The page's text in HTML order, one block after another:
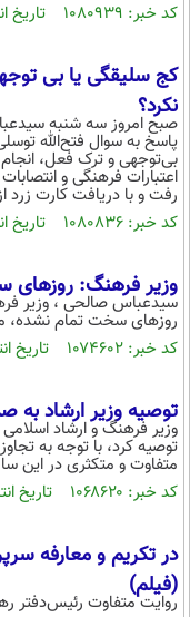
کد خبر: ۱۰۸۰۹۳۹ تاریخ انتشار : ۱۴۰۴/۰۵/۰۷
کج سلیقگی یا بی
نکرد؟
صبح امروز سه شنبه
پاسخ به سوال فتح‌الله
بی‌توجهی و ترک فعل، انجام
اعتبارات فرهنگی و
رفت و با دریافت کارت
کد خبر: ۱۰۸۰۸۳۶ تاریخ انتشار : ۱۴۰۴/۰۵/۰۷
وزیر فرهنگ: روزهای
سیدعباس صالحی ، وزیر
روزهای سخت تمام نشده،
کد خبر: ۱۰۷۴۶۰۲ تاریخ انتشار : ۱۴۰۴/۰۴/۱۶
توصیه وزیر ارشاد به
وزیر فرهنگ و ارشاد
توصیه کرد، با توجه به
متفاوت و متکثری در این
کد خبر: ۱۰۶۸۶۲۰ تاریخ انتشار : ۱۴۰۴/۰۳/۲۴
در تکریم و معارفه
(فیلم)
روایت متفاوت رئیس‌دفتر